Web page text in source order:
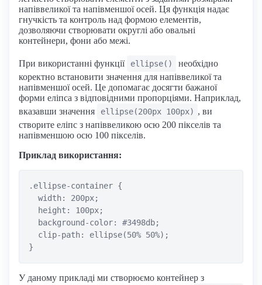
напіввеликої та напівменшої осей. Ця функція надає
гнучкість та контроль над формою елементів,
дозволяючи створювати округлі або овальні
контейнери, фони або межі.
При використанні функції ellipse()
необхідно
коректно встановити значення для напіввеликої та
напівменшої осей. Це допомагає досягти бажаної
форми еліпса з відповідними пропорціями. Наприклад,
вказавши значення
ellipse(200px 100px) , ви
створите еліпс з напіввеликою осю 200 пікселів та
напівменшою осю 100 пікселів.
Приклад використання:
.ellipse-container {
  width: 200px;
  height: 100px;
  background-color: #3498db;
  clip-path: ellipse(50% 50%);
У даному прикладі ми створюємо контейнер з